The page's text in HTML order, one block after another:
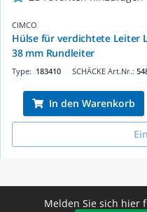
CIMCO
Hülse für verdichtete Leiter
38 mm Rundleiter
SCHÄCKE Art.Nr.:
Type: 183410
In den Warenkorb
Melden Sie sich hier